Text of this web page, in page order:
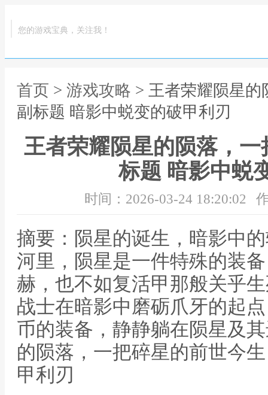
您的游戏宝典，关注我！
首页 > 游戏攻略 > 王者荣耀陨星
副标题 暗影中蜕变的破甲利刃
王者荣耀陨星的陨落，
标题 暗影中蜕
时间：2026-03-24 18:20:02
摘要：陨星的诞生，暗影中
河里，陨星是一件特殊的装
赫，也不如复活甲那般关乎
战士在暗影中磨砺爪牙的起
币的装备，静静躺在陨星及
的陨落，一把碎星的前世今
甲利刃